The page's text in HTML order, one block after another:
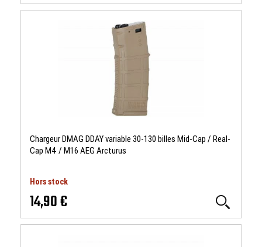
Chargeur DMAG DDAY variable 30-130 billes Mid-Cap / Real-
Cap M4 / M16 AEG Arcturus
Hors stock
14,90 €